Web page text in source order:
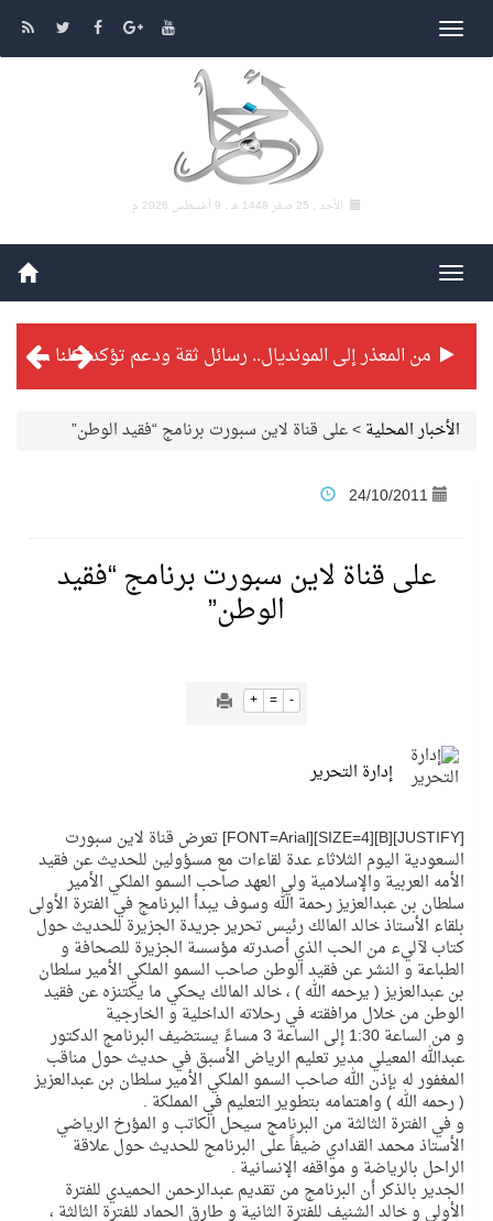
الأحد , 25 صفر 1448 هـ , 9 أغسطس 2026 م
من المعذر إلى المونديال.. رسائل ثقة ودعم تؤكد: كلنا مع الأخضر
سيل الخير يروي ملاعب الكوكب
الأخبار المحلية>على قناة لاين سبورت برنامج “فقيد الوطن”
24/10/2011
على قناة لاين سبورت برنامج “فقيد
الوطن”
+ = -
إدارة التحرير
[JUSTIFY][B][SIZE=4][FONT=Arial] تعرض قناة لاين سبورت
السعودية اليوم الثلاثاء عدة لقاءات مع مسؤولين للحديث عن فقيد
الأمه العربية والإسلامية ولي العهد صاحب السمو الملكي الأمير
سلطان بن عبدالعزيز رحمة الله وسوف يبدأ البرنامج في الفترة الأولى
بلقاء الأستاذ خالد المالك رئيس تحرير جريدة الجزيرة للحديث حول
كتاب لآليء من الحب الذي أصدرته مؤسسة الجزيرة للصحافة و
الطباعة و النشر عن فقيد الوطن صاحب السمو الملكي الأمير سلطان
بن عبدالعزيز ( يرحمه الله ) ، خالد المالك يحكي ما يكتنزه عن فقيد
الوطن من خلال مرافقته في رحلاته الداخلية و الخارجية
و من الساعة 1:30 إلى الساعة 3 مساءً يستضيف البرنامج الدكتور
عبدالله المعيلي مدير تعليم الرياض الأسبق في حديث حول مناقب
المغفور له بإذن الله صاحب السمو الملكي الأمير سلطان بن عبدالعزيز
( رحمه الله ) واهتمامه بتطوير التعليم في المملكة .
و في الفترة الثالثة من البرنامج سيحل الكاتب و المؤرخ الرياضي
الأستاذ محمد القدادي ضيفاً على البرنامج للحديث حول علاقة
الراحل بالرياضة و مواقفه الإنسانية .
الجدير بالذكر أن البرنامج من تقديم عبدالرحمن الحميدي للفترة
الأولى و خالد الشنيف للفترة الثانية و طارق الحماد للفترة الثالثة ،